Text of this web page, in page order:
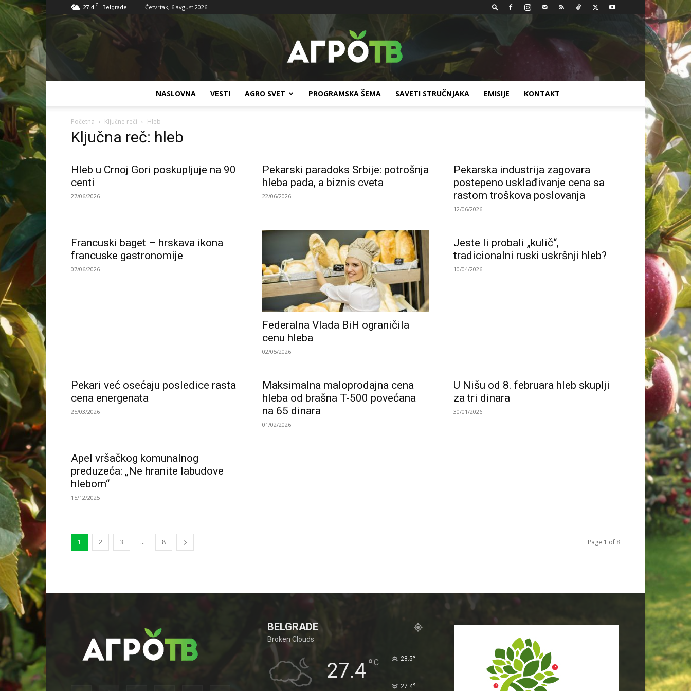
27.4 C Belgrade Četvrtak, 6.avgust 2026
TV
NASLOVNA VESTI AGRO SVET PROGRAMSKA ŠEMA SAVETI STRUČNJAKA EMISIJE KONTAKT
Početna Ključne reči Hleb
Ključna reč: hleb
Hleb u Crnoj Gori poskupljuje na 90
centi
27/06/2026
Pekarski paradoks Srbije: potrošnja
hleba pada, a biznis cveta
22/06/2026
Pekarska industrija zagovara
postepeno usklađivanje cena sa
rastom troškova poslovanja
12/06/2026
Francuski baget – hrskava ikona
francuske gastronomije
07/06/2026
Federalna Vlada BiH ograničila
cenu hleba
02/05/2026
Jeste li probali „kulič“,
tradicionalni ruski uskršnji hleb?
10/04/2026
Pekari već osećaju posledice rasta
cena energenata
25/03/2026
Maksimalna maloprodajna cena
hleba od brašna T-500 povećana
na 65 dinara
01/02/2026
U Nišu od 8. februara hleb skuplji
za tri dinara
30/01/2026
Apel vršačkog komunalnog
preduzeća: „Ne hranite labudove
hlebom“
15/12/2025
1 2 3 ... 8 Page 1 of 8
BELGRADE
Broken Clouds
27.4°C 28.5°
27.4°